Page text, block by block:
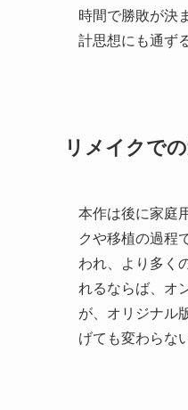
時間で勝敗が決
計思想にも通ず
リメイクで
本作は後に家庭
クや移植の過程
われ、より多く
れるならば、オ
が、オリジナル
げても変わらな